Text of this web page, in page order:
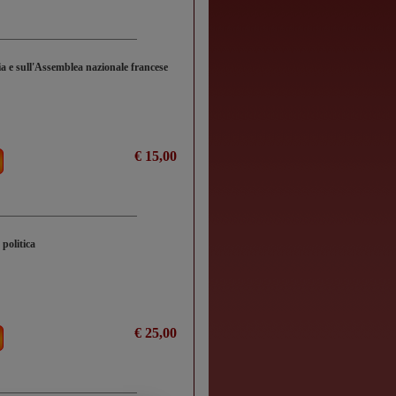
e sull'Assemblea nazionale francese
€ 15,00
politica
€ 25,00